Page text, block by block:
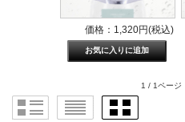
価格：1,320円(税込)
1 / 1ページ